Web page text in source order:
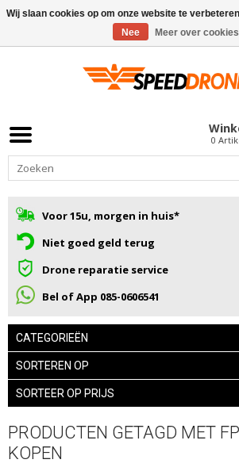
0
Voor 15u, morgen in huis*
Niet goed geld terug
Drone reparatie service
Bel of App 085-0606541
CATEGORIEËN
SORTEREN OP
SORTEER OP PRIJS
PRODUCTEN GETAGD MET
KOPEN
Wij slaan cookies op om onze website te
Nee
Meer over